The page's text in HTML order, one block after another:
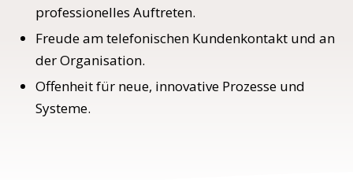
professionelles Auftreten.
Freude am telefonischen Kundenkontakt und an
der Organisation.
Offenheit für neue, innovative Prozesse und
Systeme.